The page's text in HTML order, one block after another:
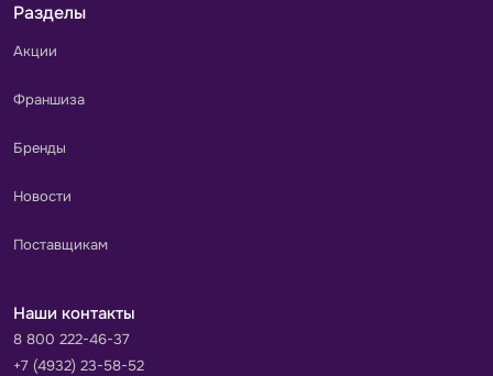
Разделы
Акции
Франшиза
Бренды
Новости
Поставщикам
Наши контакты
8 800 222-46-37
+7 (4932) 23-58-52